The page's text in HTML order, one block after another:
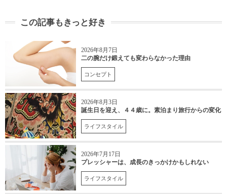
この記事もきっと好き
2026年8月7日
二の腕だけ鍛えても変わらなかった理由
コンセプト
2026年8月3日
誕生日を迎え、４４歳に。素泊まり旅行からの変化
ライフスタイル
2026年7月17日
プレッシャーは、成長のきっかけかもしれない
ライフスタイル